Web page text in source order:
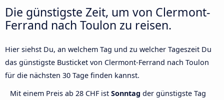
Die günstigste Zeit, um von Clermont-
Ferrand nach Toulon zu reisen.
Hier siehst Du, an welchem Tag und zu welcher Tageszeit Du
das günstigste Busticket von Clermont-Ferrand nach Toulon
für die nächsten 30 Tage finden kannst.
Mit einem Preis ab 28 CHF ist Sonntag der günstigste Tag